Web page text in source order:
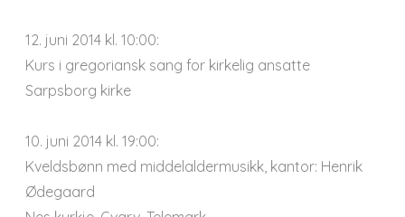
12. juni 2014 kl. 10:00:
Kurs i gregoriansk sang for kirkelig ansatte
Sarpsborg kirke
10. juni 2014 kl. 19:00:
Kveldsbønn med middelaldermusikk, kantor: Henrik
Ødegaard